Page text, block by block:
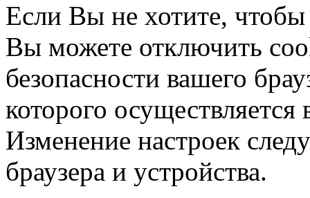
Если Вы не хотите,
Вы можете отключить
безопасности вашего
которого
Изменение настроек
браузера и устройства.